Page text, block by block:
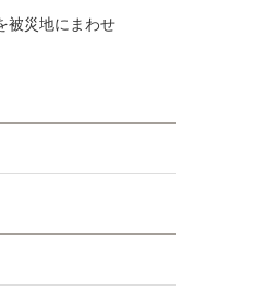
被災地にまわせ